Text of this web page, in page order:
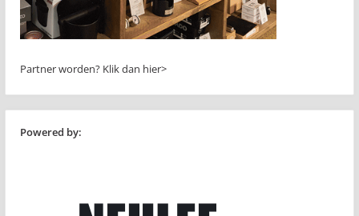
Partner worden? Klik dan hier>
Powered by: